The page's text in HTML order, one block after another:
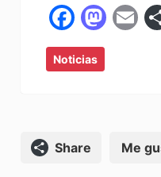
F
a
c
o
M E
Noticias
Compartir Me